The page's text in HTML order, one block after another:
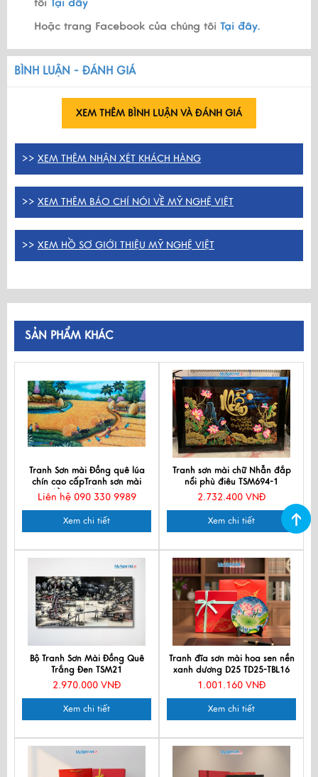
Hoặc trang Facebook của chúng tôi Tại đây.
BÌNH LUẬN - ĐÁNH GIÁ
XEM THÊM BÌNH LUẬN VÀ ĐÁNH GIÁ
>> XEM THÊM NHẬN XÉT KHÁCH HÀNG
>> XEM THÊM BÁO CHÍ NÓI VỀ MỸ NGHỆ VIỆT
>> XEM HỒ SƠ GIỚI THIỆU MỸ NGHỆ VIỆT
SẢN PHẨM KHÁC
Tranh Sơn mài Đồng quê lúa
chín cao cấpTranh sơn mài
đồng quê lúa chín
Liên hệ 090 330 9989
Xem chi tiết
Tranh sơn mài chữ Nhẫn đắp
nổi phù điêu TSM694-1
2.732.400 VNĐ
Xem chi tiết
Bộ Tranh Sơn Mài Đồng Quê
Trắng Đen TSM21
2.970.000 VNĐ
Xem chi tiết
Tranh đĩa sơn mài hoa sen nền
xanh dương D25 TD25-TBL16
1.001.160 VNĐ
Xem chi tiết